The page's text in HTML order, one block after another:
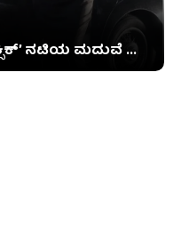
ನಟಿಯ ಮದುವೆ ...